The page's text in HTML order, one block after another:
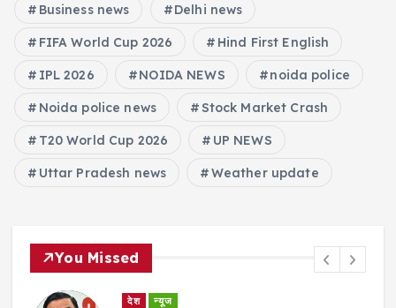
Business news Delhi news
FIFA World Cup 2026 Hind First English
IPL 2026 NOIDA NEWS noida police
Noida police news Stock Market Crash
T20 World Cup 2026 UP NEWS
Uttar Pradesh news Weather update
You Missed
देश न्यूज